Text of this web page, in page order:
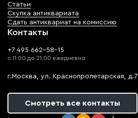
Статьи
Скупка антиквариата
Сдать антиквариат на комиссию
Контакты
+7 495 662-58-15
с 11:00 до 21:00 ежедневно
г.Москва, ул. Краснопролетарская, д.7
Смотреть все контакты